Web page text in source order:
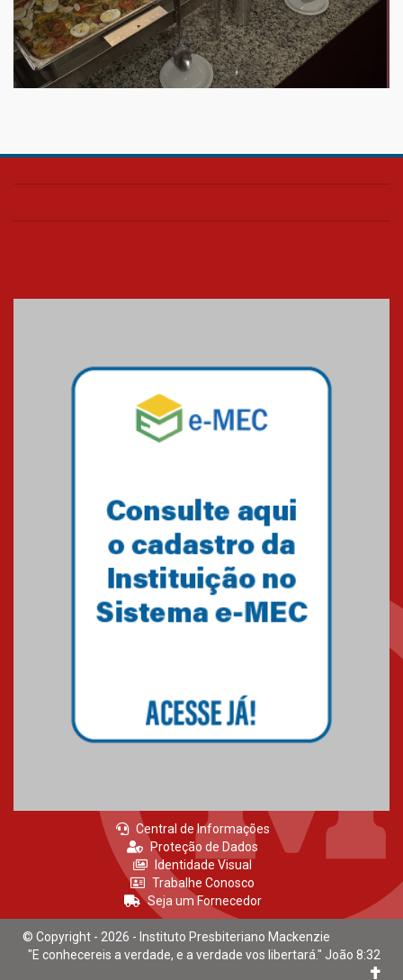
Central de Informações
Proteção de Dados
Identidade Visual
Trabalhe Conosco
Seja um Fornecedor
© Copyright - 2026 - Instituto Presbiteriano Mackenzie
"E conhecereis a verdade, e a verdade vos libertará." João 8:32